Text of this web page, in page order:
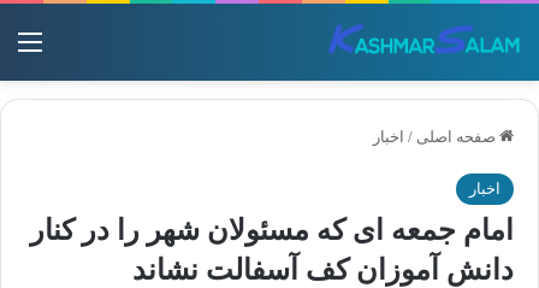
صفحه اصلی / اخبار
اخبار
امام جمعه ای که مسئولان شهر را در کنار
دانش آموزان کف آسفالت نشاند